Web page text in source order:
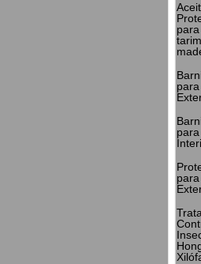
para
para
para
para